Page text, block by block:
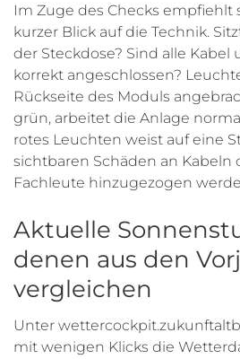
Im Zuge des Checks empfiehlt
kurzer Blick auf die Technik.
der Steckdose? Sind alle
korrekt angeschlossen?
Rückseite des Moduls
grün, arbeitet die Anlage
rotes Leuchten weist auf eine
sichtbaren Schäden an Kabeln
Fachleute hinzugezogen
Aktuelle
denen aus den
vergleichen
Unter
mit wenigen Klicks die